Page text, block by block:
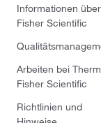
Informationen über
Fisher Scientific
Arbeiten bei
Fisher Scientific
Richtlinien und